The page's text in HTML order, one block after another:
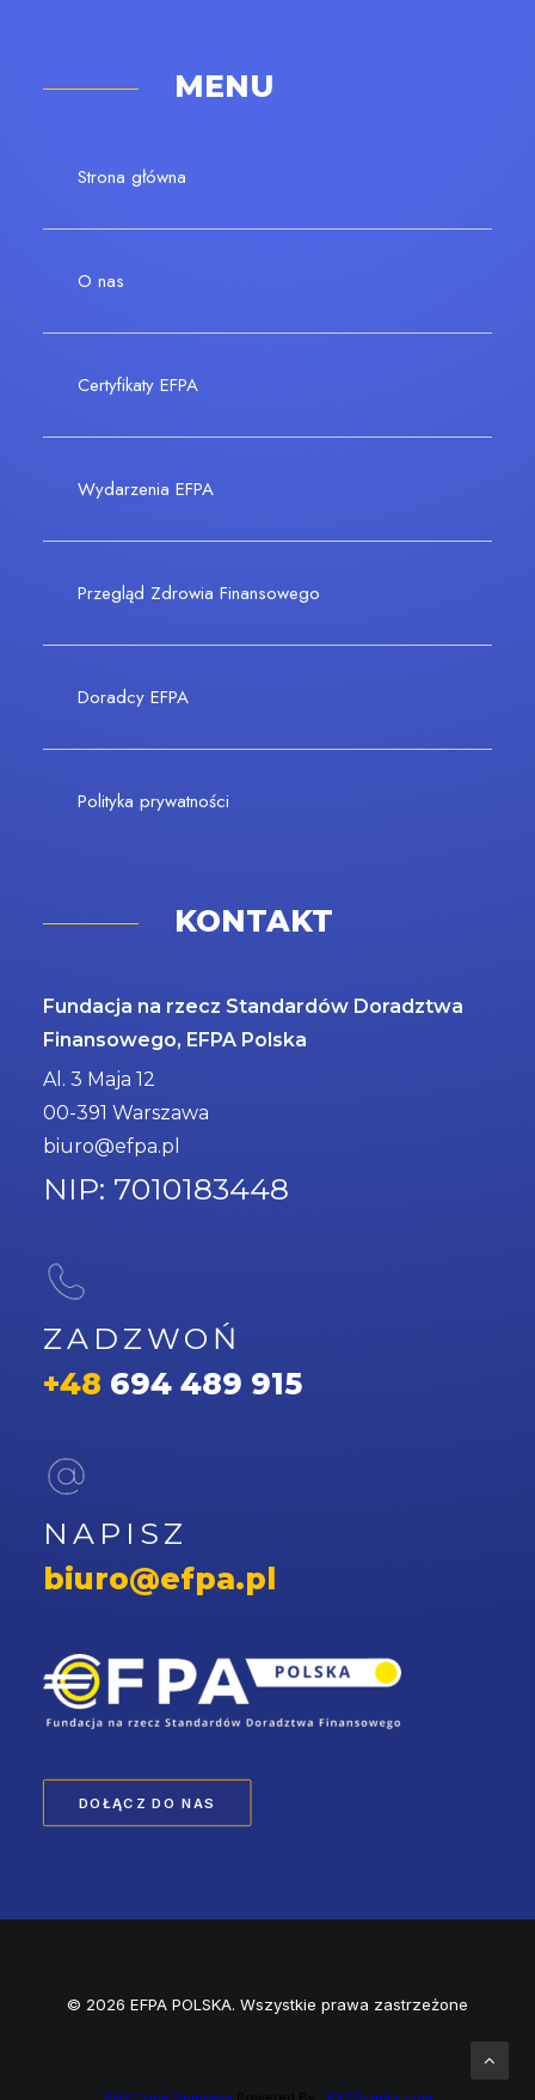
DOŁĄCZ DO NAS
MENU
Strona główna
O nas
Certyfikaty EFPA
Wydarzenia EFPA
Przegląd Zdrowia Finansowego
Doradcy EFPA
Polityka prywatności
KONTAKT
Fundacja na rzecz Standardów Doradztwa
Finansowego, EFPA Polska
Al. 3 Maja 12
00-391 Warszawa
biuro@efpa.pl
NIP: 7010183448
ZADZWOŃ
+48 694 489 915
NAPISZ
biuro@efpa.pl
© 2026 EFPA POLSKA. Wszystkie prawa zastrzeżone